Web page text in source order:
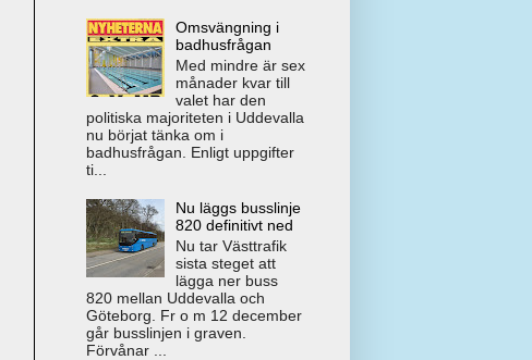
Omsvängning i
badhusfrågan
Med mindre är sex
månader kvar till
valet har den
politiska majoriteten i Uddevalla
nu börjat tänka om i
badhusfrågan. Enligt uppgifter
ti...
Nu läggs busslinje
820 definitivt ned
Nu tar Västtrafik
sista steget att
lägga ner buss
820 mellan Uddevalla och
Göteborg. Fr o m 12 december
går busslinjen i graven.
Förvånar ...